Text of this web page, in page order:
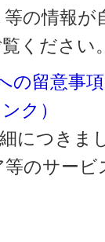
の情報
ください
の留意事
ク）
につきま
のサー